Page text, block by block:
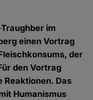
im
einen Vortrag
der
den Vortrag
Das
Humanismus